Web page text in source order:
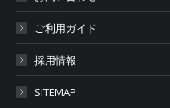
ご利用ガイド
採用情報
SITEMAP